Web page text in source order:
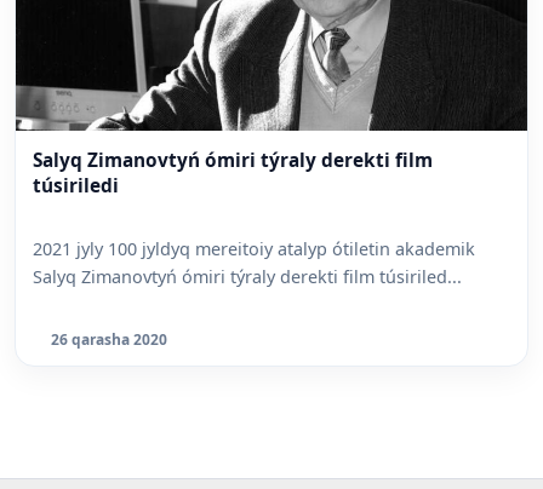
Salyq Zimanovtyń ómiri týraly derekti film
túsiriledi
2021 jyly 100 jyldyq mereitoiy atalyp ótiletin akademik
Salyq Zimanovtyń ómiri týraly derekti film túsiriled...
26 qarasha 2020